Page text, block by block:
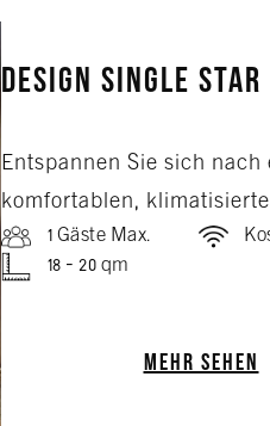
Design Single Star
Entspannen Sie sich
komfortablen,
1 Gäste Max.
18 - 20 qm
MEHR SEHEN